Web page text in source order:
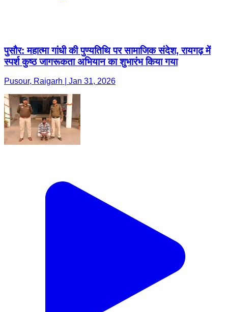
पुसौर: महात्मा गांधी की पुण्यतिथि पर सामाजिक संदेश, रायगढ़ में
स्पर्श कुष्ठ जागरूकता अभियान का शुभारंभ किया गया
Pusour, Raigarh | Jan 31, 2026